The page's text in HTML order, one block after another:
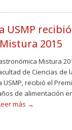
USMP
2015
Mistura
de Ciencias de
recibió el
de alimentación
más →